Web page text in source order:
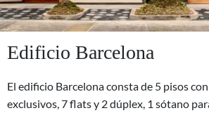
Edificio Barcelona
El edificio Barcelona consta de 5 pisos
exclusivos, 7 flats y 2 dúplex, 1 sótano